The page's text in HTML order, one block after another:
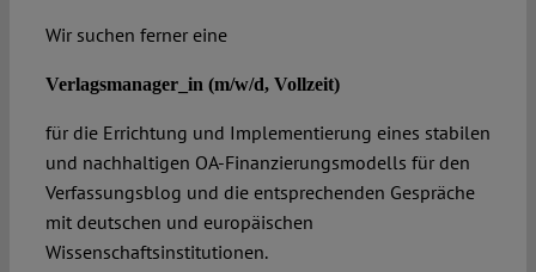
Wir suchen ferner eine
Verlagsmanager_in (m/w/d, Vollzeit)
für die Errichtung und Implementierung eines stabilen
und nachhaltigen OA-Finanzierungsmodells für den
Verfassungsblog und die entsprechenden Gespräche
mit deutschen und europäischen
Wissenschaftsinstitutionen.